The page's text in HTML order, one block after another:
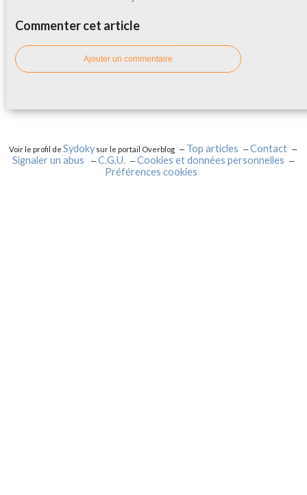
Commenter cet article
Ajouter un commentaire
Voir le profil deSydokysur le portail Overblog Top articles
Contact
Signaler un abus
C.G.U.
Cookies et données personnelles
Préférences cookies